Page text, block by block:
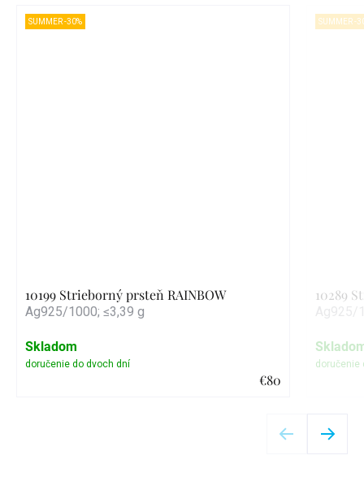
SUMMER -30%
10199 Strieborný prsteň RAINBOW
Ag925/1000; ≤3,39 g
€80
Skladom
SUMMER -
10289